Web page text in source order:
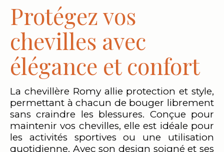
Protégez vos
chevilles avec
élégance et confort
La chevillère Romy allie protection et style,
permettant à chacun de bouger librement
sans craindre les blessures. Conçue pour
maintenir vos chevilles, elle est idéale pour
les activités sportives ou une utilisation
quotidienne. Avec son design soigné et ses